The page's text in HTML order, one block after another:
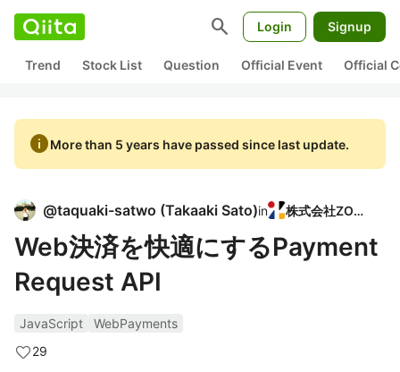
search Login Signup
Trend Stock List Question Official Event Official
infoMore than 5 years have passed since last update.
@taquaki-satwo (Takaaki Sato)in 株式会社ZOZO
Web決済を快適にするPayment
Request API
JavaScript
WebPayments
29